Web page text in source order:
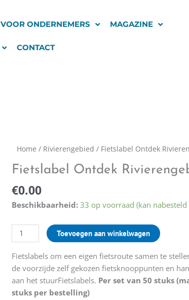
VOOR ONDERNEMERS MAGAZINE
CONTACT
Home / Rivierengebied / Fietslabel Ontdek
Fietslabel Ontdek
€0.00
Beschikbaarheid: 33 op voorraad (kan
Fietslabel
Rivierengebied
aantal
Toevoegen aan winkelwagen
Fietslabels om een eigen fietsroute samen te
de voorzijde zelf gekozen fietsknooppunten en
aan het stuurFietslabels. Per set van 50 stuks
stuks per bestelling)